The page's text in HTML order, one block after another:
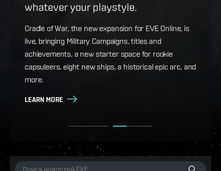
Game Design Director FC Okami is back with more
details on force projection and the coming changes
to Ansiblex Jump Bridges in the September Major
Update.
LEARN MORE
whatever your playstyle.
Cradle of War, the new expansion for EVE Online, is
live, bringing Military Campaigns, titles and
achievements, a new starter space for rookie
capsuleers, eight new ships, a historical epic arc, and
more.
LEARN MORE